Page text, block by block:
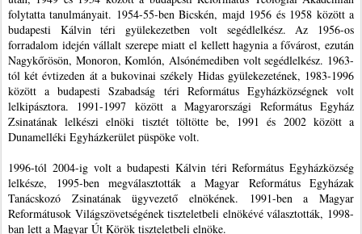
folytatta tanulmányait. 1954-55-ben Bicskén, majd 1956 és 1958 között a
budapesti Kálvin téri gyülekezetben volt segédlelkész. Az 1956-os
forradalom idején vállalt szerepe miatt el kellett hagynia a fővárost, ezután
Nagykőrösön, Monoron, Komlón, Alsónémediben volt segédlelkész. 1963-
tól két évtizeden át a bukovinai székely Hidas gyülekezetének, 1983-1996
között a budapesti Szabadság téri Református Egyházközségnek volt
lelkipásztora. 1991-1997 között a Magyarországi Református Egyház
Zsinatának lelkészi elnöki tisztét töltötte be, 1991 és 2002 között a
Dunamelléki Egyházkerület püspöke volt.
1996-tól 2004-ig volt a budapesti Kálvin téri Református Egyházközség
lelkésze, 1995-ben megválasztották a Magyar Református Egyházak
Tanácskozó Zsinatának ügyvezető elnökének. 1991-ben a Magyar
Reformátusok Világszövetségének tiszteletbeli elnökévé választották, 1998-
ban lett a Magyar Út Körök tiszteletbeli elnöke.